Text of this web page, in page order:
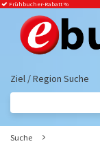
Frühbucher-Rabatt%
Ziel / Region Suche
Suche